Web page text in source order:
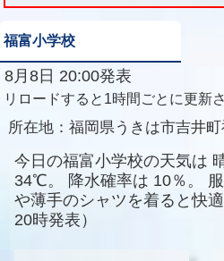
福富小学校
8月8日 20:00発表
リロードすると1時間ごとに更新
所在地： 福岡県うきは市吉井
今日の福富小学校の天気は
34℃。
降水確率は 10％。
や薄手のシャツを着ると快
20時発表）